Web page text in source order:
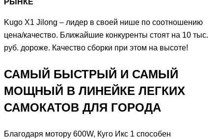
РЫНКЕ
Kugo X1 Jilong – лидер в своей нише по соотношению
цена/качество. Ближайшие конкуренты стоят на 10 тыс.
руб. дороже. Качество сборки при этом на высоте!
САМЫЙ БЫСТРЫЙ И САМЫЙ
МОЩНЫЙ В ЛИНЕЙКЕ ЛЕГКИХ
САМОКАТОВ ДЛЯ ГОРОДА
Благодаря мотору 600W, Куго Икс 1 способен